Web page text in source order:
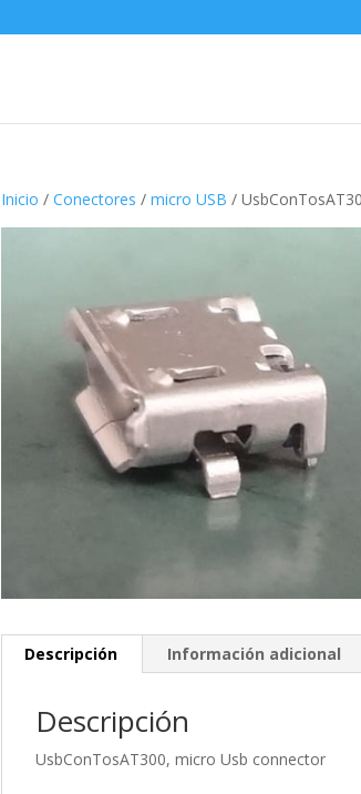
Inicio / Conectores / micro USB /
Descripción Información adicional
Descripción
UsbConTosAT300, micro Usb connector